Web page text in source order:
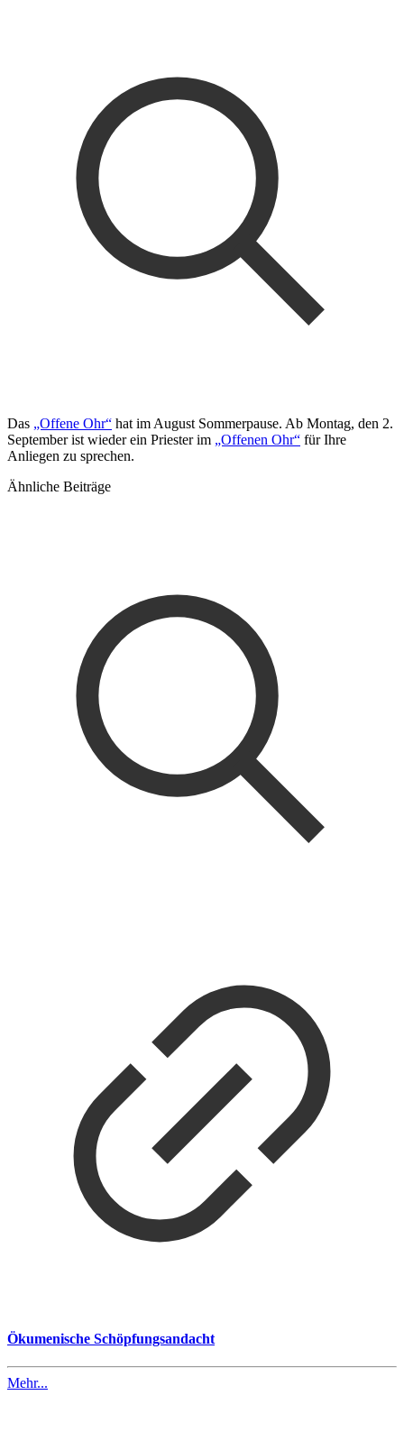
Das „Offene Ohr“ hat im August Sommerpause. Ab Montag, den 2.
September ist wieder ein Priester im „Offenen Ohr“ für Ihre
Anliegen zu sprechen.
Ähnliche Beiträge
Ökumenische Schöpfungsandacht
Mehr...